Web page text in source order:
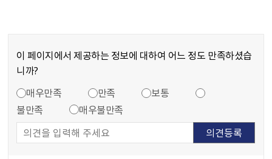
이 페이지에서 제공하는 정보에 대하여 어느 정도 만족하셨습
니까?
매우만족 만족
보통
불만족
매우불만족